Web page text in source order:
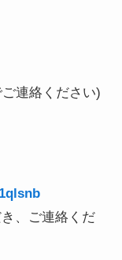
連絡ください)
、ご連絡くだ